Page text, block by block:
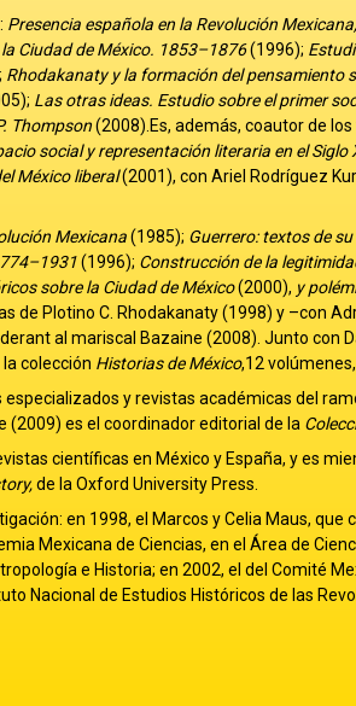
Presencia española en la Revolución
Ciudad de México. 1853–1876(1996);
Rhodakanaty y la formación del pensamiento
Las otras ideas. Estudio sobre el primer
Thompson(2008).Es, además, coautor de
social y representación literaria en el Siglo
México liberal(2001), con Ariel Rodríguez
Mexicana(1985); Guerrero: textos de
(1996); Construcción de la
sobre la Ciudad de México(2000), y
de Plotino C. Rhodakanaty (1998) y –con
al mariscal Bazaine (2008). Junto con
colección Historias de México,12
y revistas académicas del
(2009) es el coordinador editorial de la
científicas en México y España, y es
de la Oxford University Press.
en 1998, el Marcos y Celia Maus, que
Mexicana de Ciencias, en el Área de
e Historia; en 2002, el del Comité
Nacional de Estudios Históricos de las